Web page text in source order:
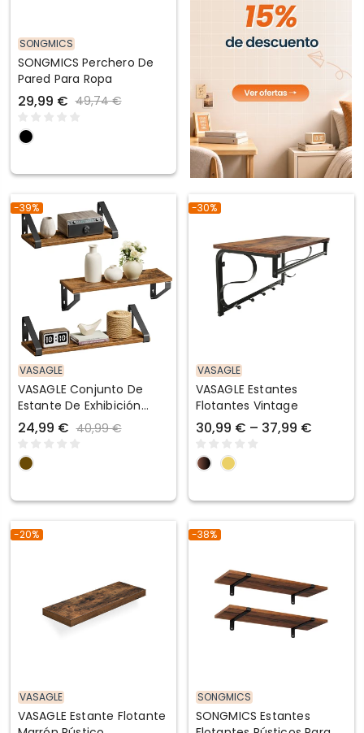
SONGMICS
SONGMICS Perchero De
Pared Para Ropa
29,99 € 49,74 €
-39%
VASAGLE
VASAGLE Conjunto De
Estante De Exhibición
Flotante
24,99 € 40,99 €
-30%
VASAGLE
VASAGLE Estantes
Flotantes Vintage
30,99 € – 37,99 €
-20%
VASAGLE
VASAGLE Estante Flotante
-38%
SONGMICS
SONGMICS Estantes